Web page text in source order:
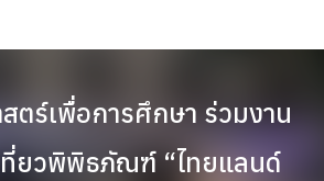
ตร์เพื่อการศึกษา ร่วมงาน
ที่ยวพิพิธภัณฑ์ “ไทยแลนด์